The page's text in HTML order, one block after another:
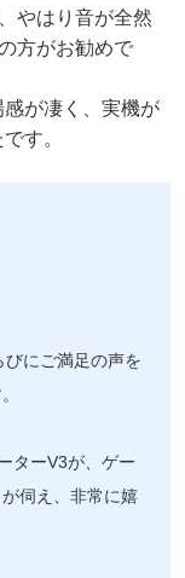
やはり音が全然
方がお勧めで
が凄く、実機が
す。
にご満足の声を
ターV3が、ゲー
伺え、非常に嬉